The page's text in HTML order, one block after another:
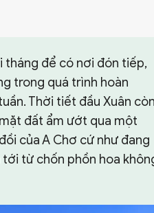
tháng để có nơi đón tiếp,
trong quá trình hoàn
Thời tiết đầu Xuân còn
đất ẩm ướt qua một
của A Chơ cứ như đang
từ chốn phồn hoa